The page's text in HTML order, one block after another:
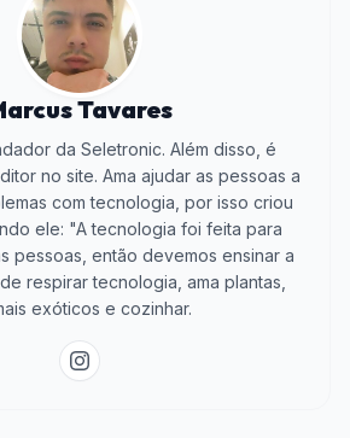
Tavares
da Seletronic. Além disso, é
no site. Ama ajudar as pessoas a
com tecnologia, por isso criou
ele: "A tecnologia foi feita para
pessoas, então devemos ensinar a
respirar tecnologia, ama plantas,
exóticos e cozinhar.